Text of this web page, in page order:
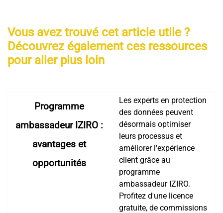
Vous avez trouvé cet article utile ?
Découvrez également ces ressources
pour aller plus loin
Programme
ambassadeur IZIRO :
avantages et
opportunités
Les experts en protection
des données peuvent
désormais optimiser
leurs processus et
améliorer l'expérience
client grâce au
programme
ambassadeur IZIRO.
Profitez d'une licence
gratuite, de commissions